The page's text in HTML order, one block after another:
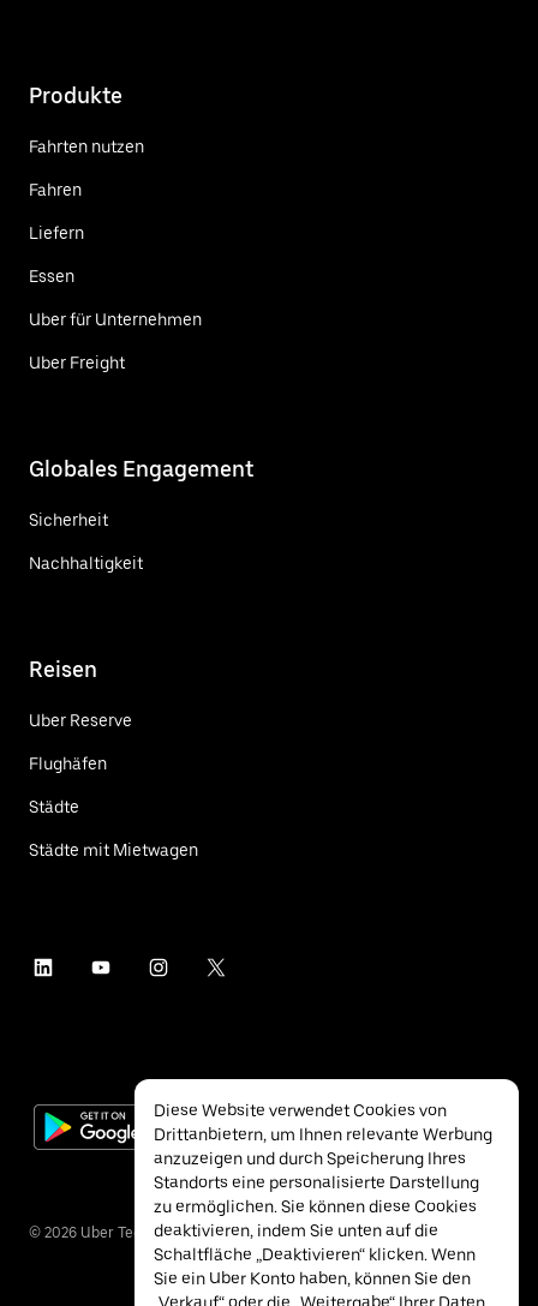
Produkte
Fahrten nutzen
Fahren
Liefern
Essen
Uber für Unternehmen
Uber Freight
Globales Engagement
Sicherheit
Nachhaltigkeit
Reisen
Uber Reserve
Flughäfen
Städte
Städte mit Mietwagen
© 2026 Uber Technologies Inc.
Diese Website verwendet Cookies von
Drittanbietern, um Ihnen relevante Werbung
anzuzeigen und durch Speicherung Ihres
Standorts eine personalisierte Darstellung
zu ermöglichen. Sie können diese Cookies
deaktivieren, indem Sie unten auf die
Schaltfläche „Deaktivieren“ klicken. Wenn
Sie ein Uber Konto haben, können Sie den